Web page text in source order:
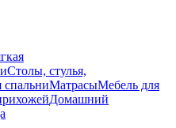
Столы, стулья,
спальниМатрасыМебель для
Домашний